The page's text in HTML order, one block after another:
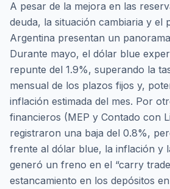
A pesar de la mejora en las
deuda, la situación cambiaria y el
Argentina presentan un
Durante mayo, el dólar blue
repunte del 1.9%, superando la
mensual de los plazos fijos y,
inflación estimada del mes. Por
financieros (MEP y Contado con
registraron una baja del 0.8%,
frente al dólar blue, la inflación y
generó un freno en el “carry
estancamiento en los depósitos